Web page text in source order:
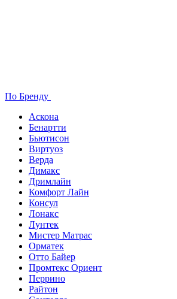
По Бренду
Аскона
Бенартти
Бьютисон
Виртуоз
Верда
Димакс
Дримлайн
Комфорт Лайн
Консул
Лонакс
Лунтек
Мистер Матрас
Орматек
Отто Байер
Промтекс Ориент
Перрино
Райтон